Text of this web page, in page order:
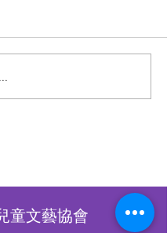
港學界鋼琴錦標
【已完結】
童文藝協會